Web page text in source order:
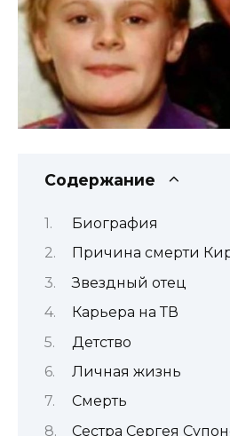
Содержание
Биография
Причина смерти
Звездный отец
Карьера на ТВ
Детство
Личная жизнь
Смерть
Сестра Сергея